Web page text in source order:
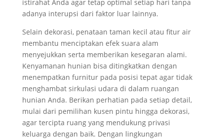
istirahat Anda agar tetap optimal setiap hari tanpa
adanya interupsi dari faktor luar lainnya.
Selain dekorasi, penataan taman kecil atau fitur air
membantu menciptakan efek suara alam
menyejukkan serta memberikan kesegaran alami.
Kenyamanan hunian bisa ditingkatkan dengan
menempatkan furnitur pada posisi tepat agar tidak
menghambat sirkulasi udara di dalam ruangan
hunian Anda. Berikan perhatian pada setiap detail,
mulai dari pemilihan kusen pintu hingga dekorasi,
agar tercipta ruang yang mendukung privasi
keluarga dengan baik. Dengan lingkungan